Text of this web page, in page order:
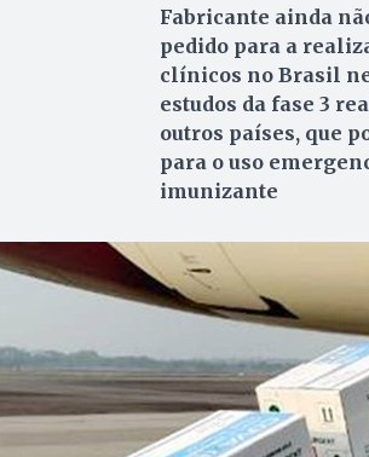
Fabricante ainda
pedido para a
clínicos no Brasil
estudos da fase 3
outros países, que
para o uso
imunizante